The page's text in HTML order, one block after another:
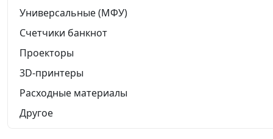
Универсальные (МФУ)
Счетчики банкнот
Проекторы
3D-принтеры
Расходные материалы
Другое